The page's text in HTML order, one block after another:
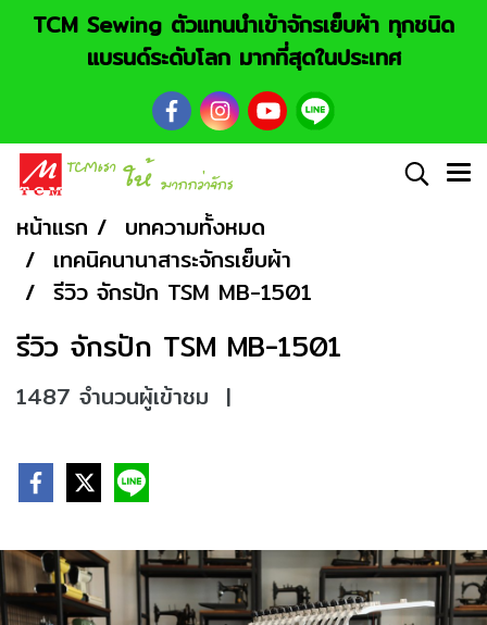
TCM Sewing ตัวแทนนำเข้าจักรเย็บผ้า ทุกชนิด
แบรนด์ระดับโลก มากที่สุดในประเทศ
หน้าแรก
บทความทั้งหมด
เทคนิคนานาสาระจักรเย็บผ้า
รีวิว จักรปัก TSM MB-1501
รีวิว จักรปัก TSM MB-1501
1487 จำนวนผู้เข้าชม |